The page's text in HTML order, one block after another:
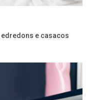
e casacos